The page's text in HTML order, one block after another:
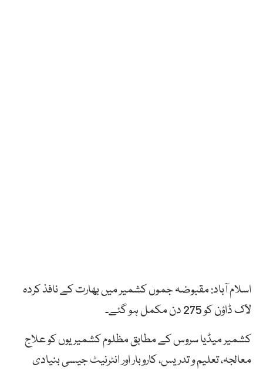
اسلام آباد: مقبوضہ جموں کشمیر میں بھارت کے نافذ کردہ
لاک ڈاؤن کو 275 دن مکمل ہو گئے۔
کشمیر میڈیا سروس کے مطابق مظلوم کشمیریوں کو علاج
معالجہ، تعلیم و تدریس، کاروبار اور انٹرنیٹ جیسی بنیادی